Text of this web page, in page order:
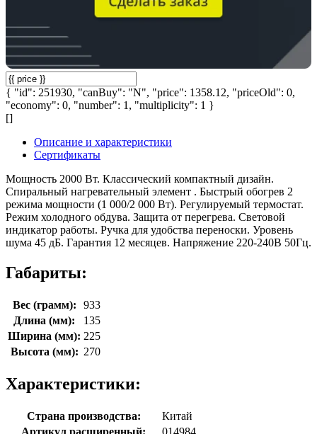
{ "id": 251930, "canBuy": "N", "price": 1358.12, "priceOld": 0,
"economy": 0, "number": 1, "multiplicity": 1 }
[]
Описание и характеристики
Сертификаты
Мощность 2000 Вт. Классический компактный дизайн.
Спиральный нагревательный элемент . Быстрый обогрев 2
режима мощности (1 000/2 000 Вт). Регулируемый термостат.
Режим холодного обдува. Защита от перегрева. Световой
индикатор работы. Ручка для удобства переноски. Уровень
шума 45 дБ. Гарантия 12 месяцев. Напряжение 220-240В 50Гц.
Габариты:
Вес (грамм):
933
Длина (мм):
135
Ширина (мм): 225
Высота (мм): 270
Характеристики:
Страна производства:
Китай
Артикул расширенный:
014984